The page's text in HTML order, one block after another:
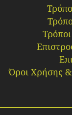
Όροι Χρήσης